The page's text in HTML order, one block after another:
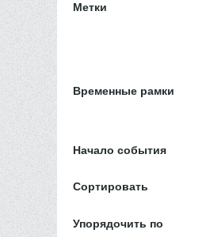
Метки
Временные рамки
Начало события
Сортировать
Упорядочить по